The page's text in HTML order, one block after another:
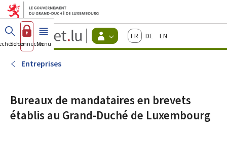
Aller au menu principal
Aller au contenu
Guichet.lu
Changer
d'espace
FrançaisDeutschEnglish
Se connecterMenu principal
Entreprises
Bureaux de mandataires en brevets
établis au Grand-Duché de Luxembourg